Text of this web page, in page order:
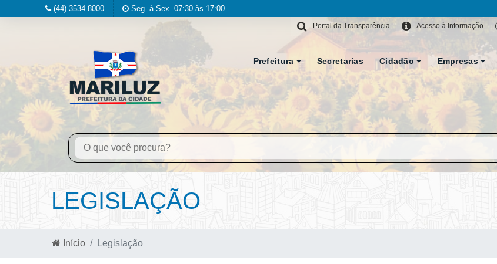
(44) 3534-8000 Seg. à Sex. 07:30 às 17:00
Acesso à Informação
Portal da Transparência
Prefeitura Secretarias Cidadão Empresas
LEGISLAÇÃO
Início Legislação